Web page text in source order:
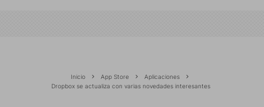
Inicio App Store
Aplicaciones
Dropbox se actualiza con varias novedades interesantes